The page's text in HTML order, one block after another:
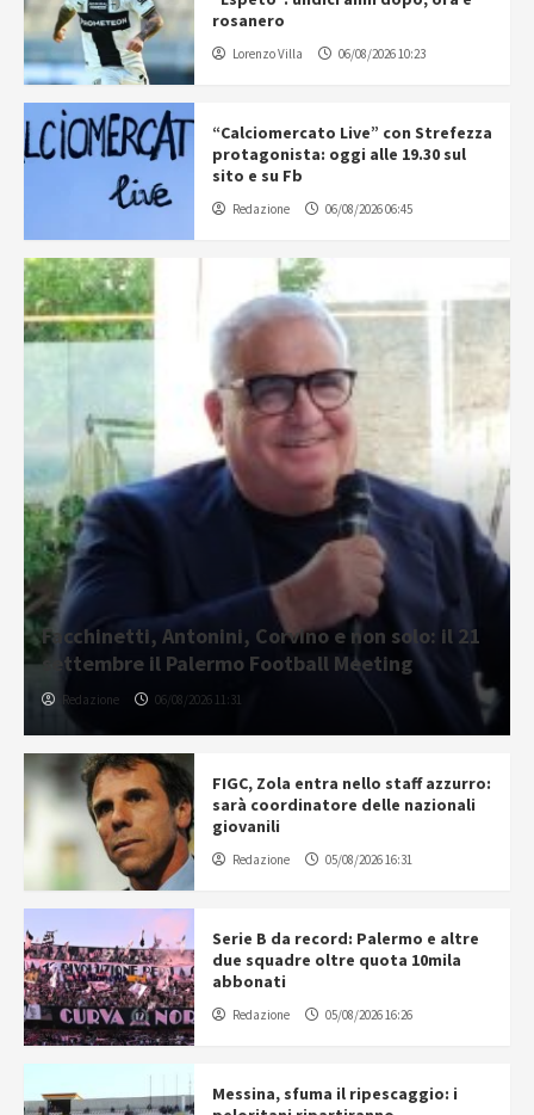
rosanero
Lorenzo Villa 06/08/2026 10:23
“Calciomercato Live” con Strefezza
protagonista: oggi alle 19.30 sul
sito e su Fb
Redazione 06/08/2026 06:45
Facchinetti, Antonini, Corvino e non solo: il 21
settembre il Palermo Football Meeting
Redazione 06/08/2026 11:31
FIGC, Zola entra nello staff azzurro:
sarà coordinatore delle nazionali
giovanili
Redazione 05/08/2026 16:31
Serie B da record: Palermo e altre
due squadre oltre quota 10mila
abbonati
Redazione 05/08/2026 16:26
Messina, sfuma il ripescaggio: i